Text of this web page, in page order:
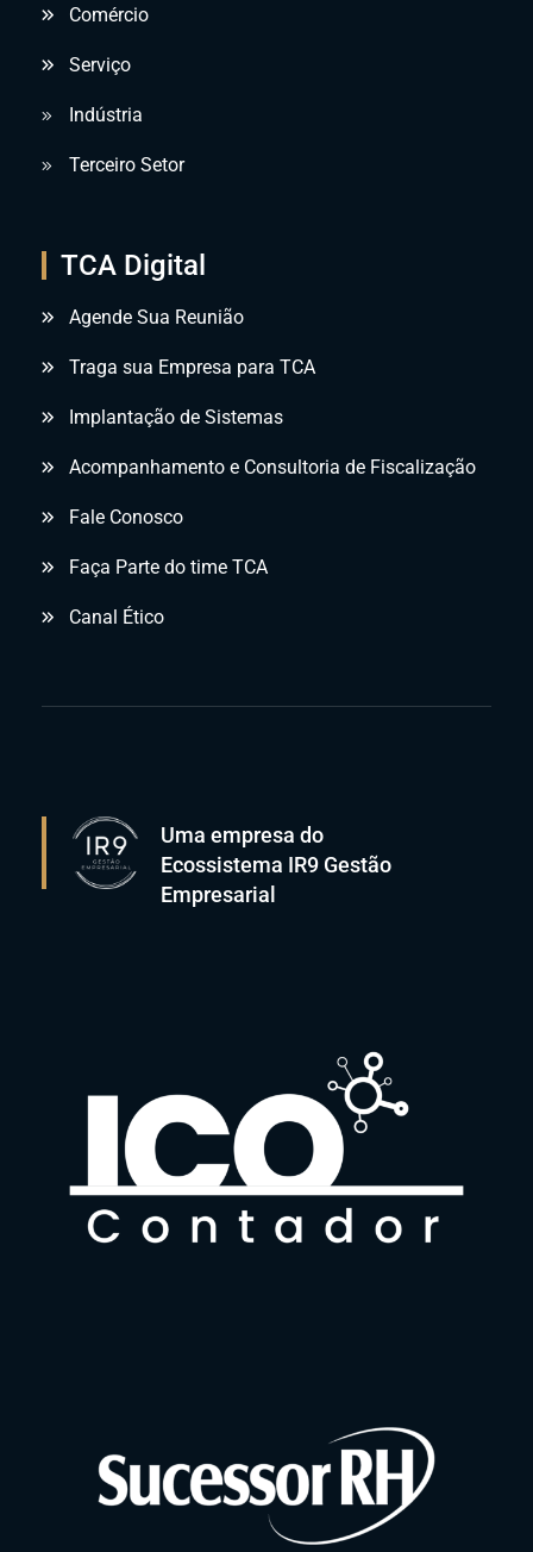
Comércio
Serviço
Indústria
Terceiro Setor
TCA Digital
Agende Sua Reunião
Traga sua Empresa para TCA
Implantação de Sistemas
Acompanhamento e Consultoria de Fiscalização
Fale Conosco
Faça Parte do time TCA
Canal Ético
Uma empresa do
Ecossistema IR9 Gestão
Empresarial